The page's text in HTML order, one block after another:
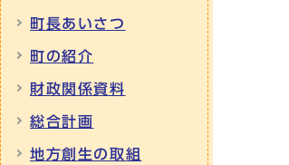
町長あいさつ
町の紹介
財政関係資料
総合計画
地方創生の取組